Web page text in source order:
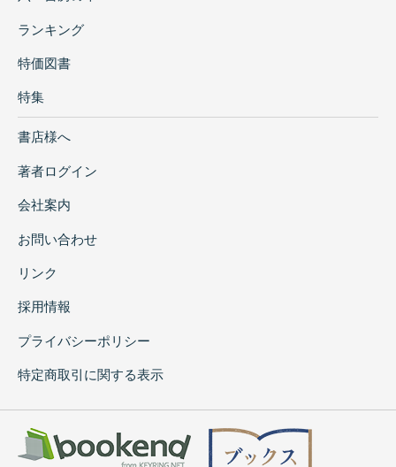
ランキング
特価図書
特集
書店様へ
著者ログイン
会社案内
お問い合わせ
リンク
採用情報
プライバシーポリシー
特定商取引に関する表示